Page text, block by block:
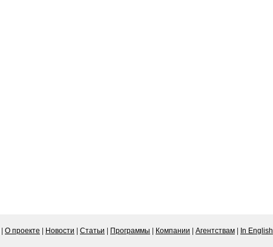
О проекте Новости Статьи Программы Компании Агентствам In English